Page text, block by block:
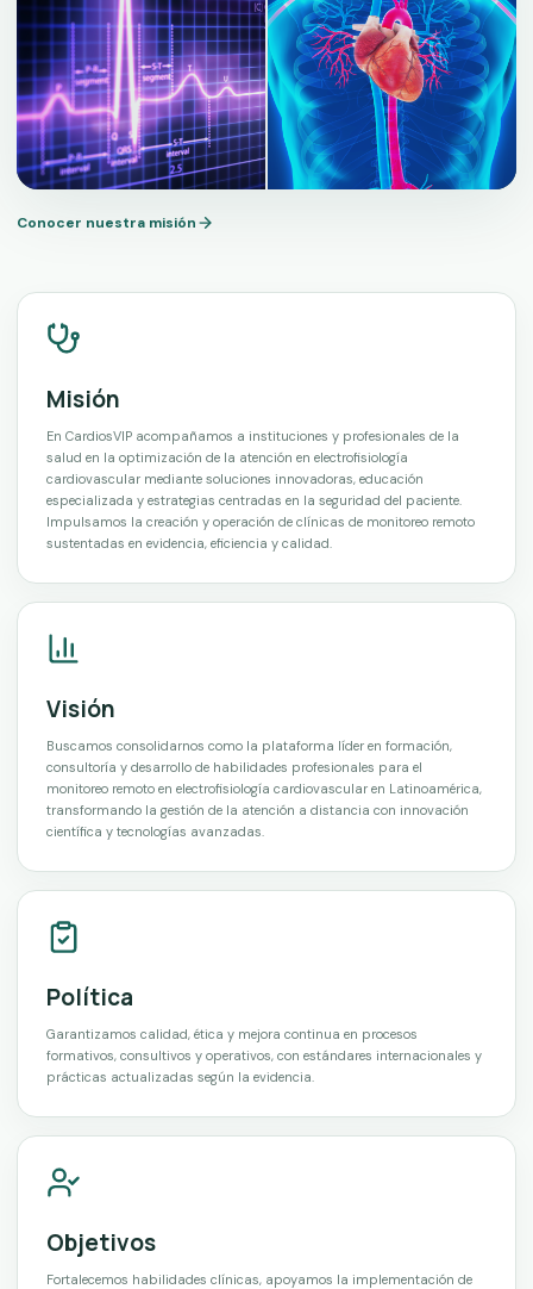
Conocer nuestra misión
Misión
En CardiosVIP acompañamos a instituciones y profesionales de la
salud en la optimización de la atención en electrofisiología
cardiovascular mediante soluciones innovadoras, educación
especializada y estrategias centradas en la seguridad del paciente.
Impulsamos la creación y operación de clínicas de monitoreo remoto
sustentadas en evidencia, eficiencia y calidad.
Visión
Buscamos consolidarnos como la plataforma líder en formación,
consultoría y desarrollo de habilidades profesionales para el
monitoreo remoto en electrofisiología cardiovascular en Latinoamérica,
transformando la gestión de la atención a distancia con innovación
científica y tecnologías avanzadas.
Política
Garantizamos calidad, ética y mejora continua en procesos
formativos, consultivos y operativos, con estándares internacionales y
prácticas actualizadas según la evidencia.
Objetivos
Fortalecemos habilidades clínicas, apoyamos la implementación de